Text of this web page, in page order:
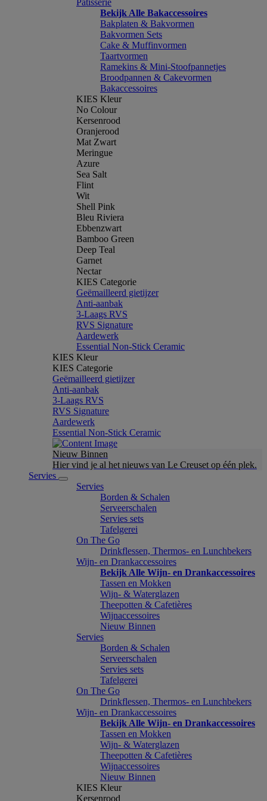
Pâtisserie
Bekijk Alle Bakaccessoires
Bakplaten & Bakvormen
Bakvormen Sets
Cake & Muffinvormen
Taartvormen
Ramekins & Mini-Stoofpannetjes
Broodpannen & Cakevormen
Bakaccessoires
KIES Kleur
No Colour
Kersenrood
Oranjerood
Mat Zwart
Meringue
Azure
Sea Salt
Flint
Wit
Shell Pink
Bleu Riviera
Ebbenzwart
Bamboo Green
Deep Teal
Garnet
Nectar
KIES Categorie
Geëmailleerd gietijzer
Anti-aanbak
3-Laags RVS
RVS Signature
Aardewerk
Essential Non-Stick Ceramic
KIES Kleur
KIES Categorie
Geëmailleerd gietijzer
Anti-aanbak
3-Laags RVS
RVS Signature
Aardewerk
Essential Non-Stick Ceramic
Nieuw Binnen
Hier vind je al het nieuws van Le Creuset op één plek.
Servies
Servies
Borden & Schalen
Serveerschalen
Servies sets
Tafelgerei
On The Go
Drinkflessen, Thermos- en Lunchbekers
Wijn- en Drankaccessoires
Bekijk Alle Wijn- en Drankaccessoires
Tassen en Mokken
Wijn- & Waterglazen
Theepotten & Cafetières
Wijnaccessoires
Nieuw Binnen
Servies
Borden & Schalen
Serveerschalen
Servies sets
Tafelgerei
On The Go
Drinkflessen, Thermos- en Lunchbekers
Wijn- en Drankaccessoires
Bekijk Alle Wijn- en Drankaccessoires
Tassen en Mokken
Wijn- & Waterglazen
Theepotten & Cafetières
Wijnaccessoires
Nieuw Binnen
KIES Kleur
Kersenrood